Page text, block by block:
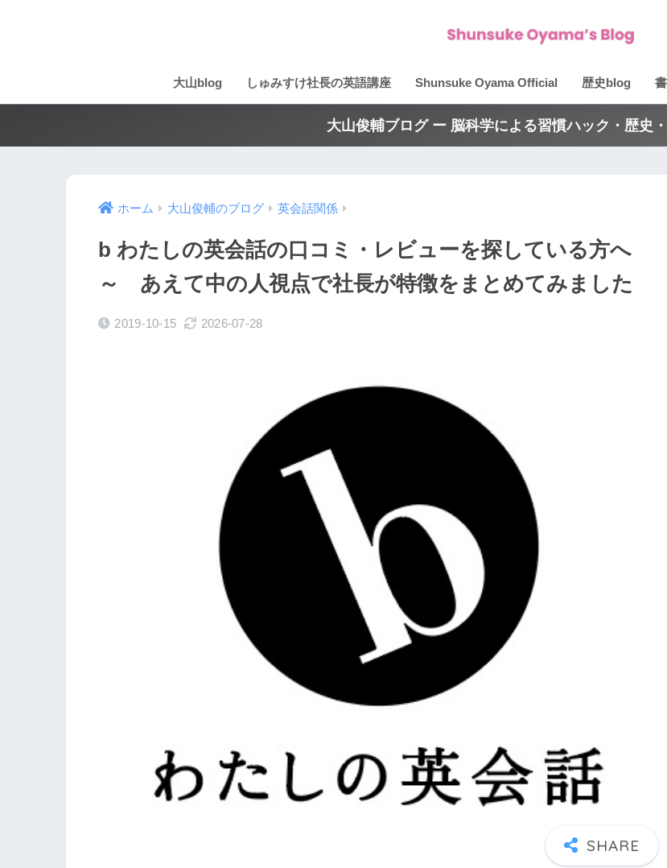
大山blog しゅみすけ社長の英語講座 Shunsuke Oyama Official 歴史blog
大山俊輔ブログ ー 脳科学による習慣ハック・歴史
ホーム 大山俊輔のブログ 英会話関係
b わたしの英会話の口コミ・レビューを探している方へ
～ あえて中の人視点で社長が特徴をまとめてみました
2019-10-15 2026-07-28